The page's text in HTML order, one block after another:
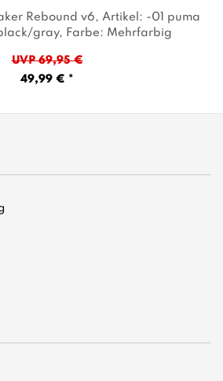
Rebound v6 , Artikel: -01 puma
gray, Farbe: Mehrfarbig
UVP 69,95 €
49,99 € *